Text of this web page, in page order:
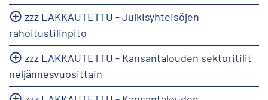
zzz LAKKAUTETTU - Julkisyhteisöjen
rahoitustilinpito
zzz LAKKAUTETTU - Kansantalouden sektoritilit
neljännesvuosittain